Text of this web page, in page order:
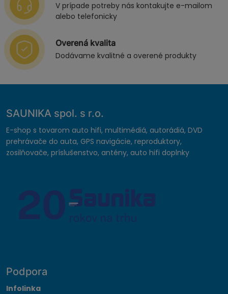
V prípade potreby nás kontakujte e-mailom
alebo telefonicky
Overená kvalita
Dodávame kvalitné a overené produkty
SAUNIKA spol. s r.o.
E-shop s tovarom auto hifi, multimédiá, autorádiá, DVD
prehrávače do auta, GPS navigácie, reproduktory,
zosilňovače, príslušenstvo, antény, auto hifi doplnky
Podpora
Infolinka